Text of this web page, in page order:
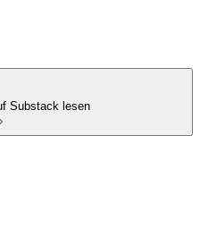
Substack lesen